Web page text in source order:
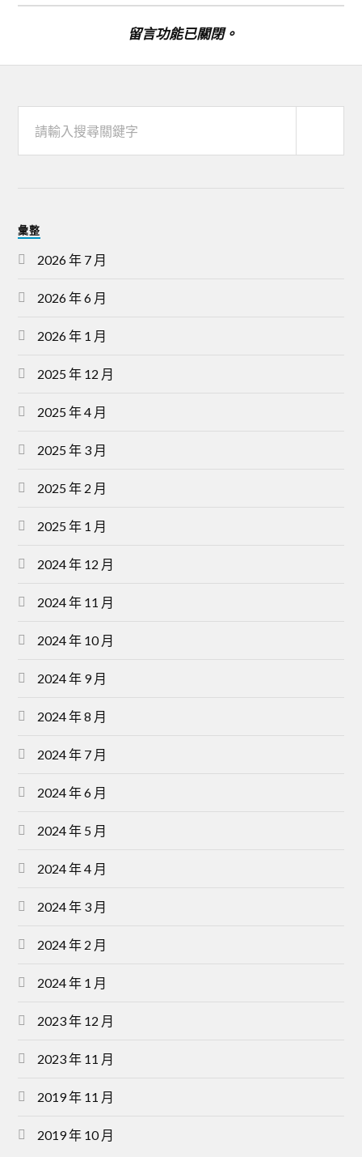
留言功能已關閉。
彙整
2026 年 7 月
2026 年 6 月
2026 年 1 月
2025 年 12 月
2025 年 4 月
2025 年 3 月
2025 年 2 月
2025 年 1 月
2024 年 12 月
2024 年 11 月
2024 年 10 月
2024 年 9 月
2024 年 8 月
2024 年 7 月
2024 年 6 月
2024 年 5 月
2024 年 4 月
2024 年 3 月
2024 年 2 月
2024 年 1 月
2023 年 12 月
2023 年 11 月
2019 年 11 月
2019 年 10 月